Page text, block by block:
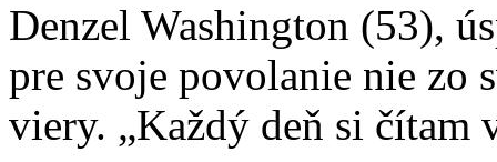
Denzel Washington (53),
pre svoje povolanie nie zo
viery. „Každý deň si čítam